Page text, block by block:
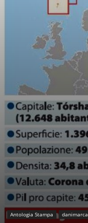
Antologia Stampa danimarca